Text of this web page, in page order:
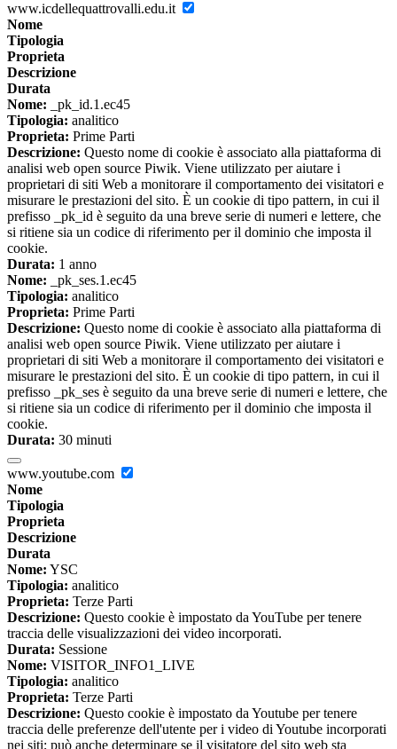
www.icdellequattrovalli.edu.it
Nome
Tipologia
Proprieta
Descrizione
Durata
Nome: _pk_id.1.ec45
Tipologia: analitico
Proprieta: Prime Parti
Descrizione: Questo nome di cookie è associato alla piattaforma di
analisi web open source Piwik. Viene utilizzato per aiutare i
proprietari di siti Web a monitorare il comportamento dei visitatori e
misurare le prestazioni del sito. È un cookie di tipo pattern, in cui il
prefisso _pk_id è seguito da una breve serie di numeri e lettere, che
si ritiene sia un codice di riferimento per il dominio che imposta il
cookie.
Durata: 1 anno
Nome: _pk_ses.1.ec45
Tipologia: analitico
Proprieta: Prime Parti
Descrizione: Questo nome di cookie è associato alla piattaforma di
analisi web open source Piwik. Viene utilizzato per aiutare i
proprietari di siti Web a monitorare il comportamento dei visitatori e
misurare le prestazioni del sito. È un cookie di tipo pattern, in cui il
prefisso _pk_ses è seguito da una breve serie di numeri e lettere, che
si ritiene sia un codice di riferimento per il dominio che imposta il
cookie.
Durata: 30 minuti
www.youtube.com
Nome
Tipologia
Proprieta
Descrizione
Durata
Nome: YSC
Tipologia: analitico
Proprieta: Terze Parti
Descrizione: Questo cookie è impostato da YouTube per tenere
traccia delle visualizzazioni dei video incorporati.
Durata: Sessione
Nome: VISITOR_INFO1_LIVE
Tipologia: analitico
Proprieta: Terze Parti
Descrizione: Questo cookie è impostato da Youtube per tenere
traccia delle preferenze dell'utente per i video di Youtube incorporati
nei siti; può anche determinare se il visitatore del sito web sta